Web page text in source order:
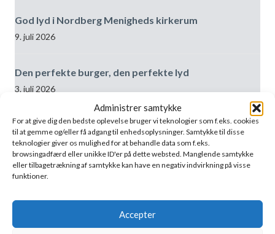
Administrer samtykke
For at give dig den bedste oplevelse bruger vi teknologier som f.eks. cookies
til at gemme og/eller få adgang til enhedsoplysninger. Samtykke til disse
teknologier giver os mulighed for at behandle data som f.eks.
browsingadfærd eller unikke ID'er på dette websted. Manglende samtykke
eller tilbagetrækning af samtykke kan have en negativ indvirkning på visse
funktioner.
Accepter
God lyd i Nordberg Menigheds kirkerum
9. juli 2026
Den perfekte burger, den perfekte lyd
3. juli 2026
Vi er flyttet i Oslo!
3. juli 2026
Forskellen i lydoplevelsen i rummet er enorm, og